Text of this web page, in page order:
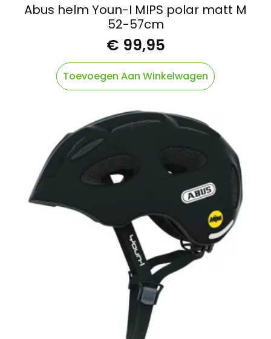
Abus helm Youn-I MIPS polar matt M
52-57cm
€ 99,95
Toevoegen Aan Winkelwagen